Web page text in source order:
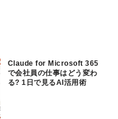
Claude for Microsoft 365
で会社員の仕事はどう変わ
る? 1日で見るAI活用術